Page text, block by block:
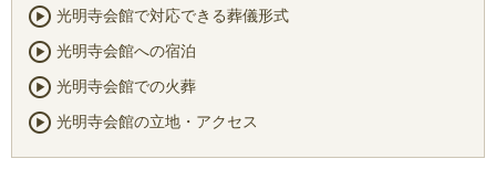
光明寺会館で対応できる葬儀形式
光明寺会館への宿泊
光明寺会館での火葬
光明寺会館の立地・アクセス